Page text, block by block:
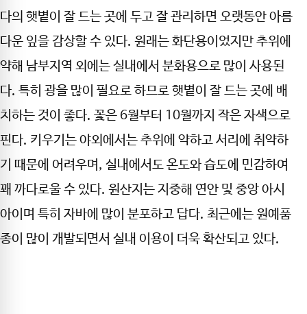
다의 햇볕이 잘 드는 곳에 두고 잘 관리하면 오랫동안 아름
다운 잎을 감상할 수 있다. 원래는 화단용이었지만 추위에
약해 남부지역 외에는 실내에서 분화용으로 많이 사용된
다. 특히 광을 많이 필요로 하므로 햇볕이 잘 드는 곳에 배
치하는 것이 좋다. 꽃은 6월부터 10월까지 작은 자색으로
핀다. 키우기는 야외에서는 추위에 약하고 서리에 취약하
기 때문에 어려우며, 실내에서도 온도와 습도에 민감하여
꽤 까다로울 수 있다. 원산지는 지중해 연안 및 중앙 아시
아이며 특히 자바에 많이 분포하고 답다. 최근에는 원예품
종이 많이 개발되면서 실내 이용이 더욱 확산되고 있다.